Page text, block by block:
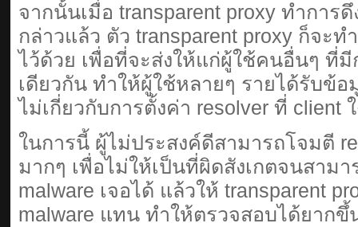
จากนั้นเมื่อ transparent proxy ทำการ
กล่าวแล้ว ตัว transparent proxy ก็จะ
ไว้ด้วย เพื่อที่จะส่งให้แก่ผู้ใช้คนอื่นๆ ที่
เดียวกัน ทำให้ผู้ใช้หลายๆ รายได้รับข้
ไม่เกี่ยวกับการตั้งค่า resolver ที่ client
ในการนี้ ผู้ไม่ประสงค์ดีสามารถโจมตี
มากๆ เพื่อไม่ให้เป็นที่ผิดสังเกตจนสาม
malware เจอได้ แล้วให้ transparent
malware แทน ทำให้ตรวจสอบได้ยาก